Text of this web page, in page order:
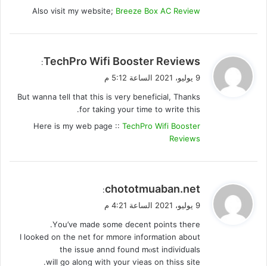
Also visit my website; Breeze Box AC Review
ي
ق
ل
TechPro Wifi Booster Reviews
:
9 يوليو، 2021 الساعة 5:12 م
But wanna tell that this is very beneficial, Thanks
for taking your time to write this.
Here is my web page :: TechPro Wifi Booster
Reviews
ي
ق
ل
chototmuaban.net
:
9 يوليو، 2021 الساعة 4:21 م
Υou’ve mаde some ɗecent points theгe.
I looked on thе net for mmore information about
the issue annd found mⲟѕt indiviɗuals
will go along with your ѵieas on thіss site.